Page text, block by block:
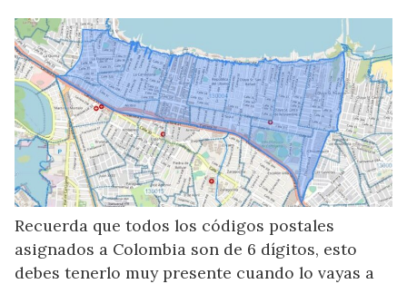
Recuerda que todos los códigos postales
asignados a Colombia son de 6 dígitos, esto
debes tenerlo muy presente cuando lo vayas a